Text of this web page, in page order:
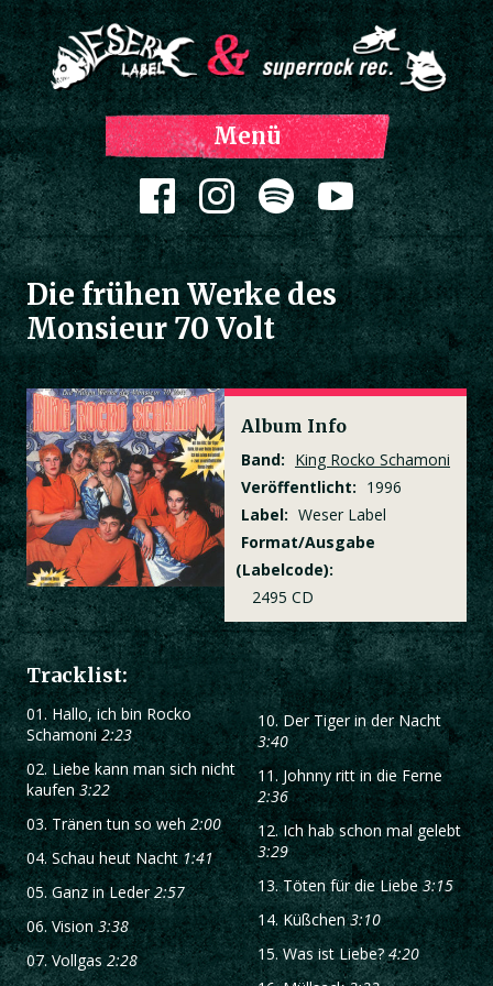
Menü
Zum Inhalt springen
Die frühen Werke des
Monsieur 70 Volt
Album Info
Band: King Rocko Schamoni
Veröffentlicht: 1996
Label: Weser Label
Format/Ausgabe
(Labelcode):
2495 CD
Tracklist:
01. Hallo, ich bin Rocko
Schamoni 2:23
02. Liebe kann man sich nicht
kaufen 3:22
03. Tränen tun so weh 2:00
04. Schau heut Nacht 1:41
05. Ganz in Leder 2:57
06. Vision 3:38
07. Vollgas 2:28
10. Der Tiger in der Nacht
3:40
11. Johnny ritt in die Ferne
2:36
12. Ich hab schon mal gelebt
3:29
13. Töten für die Liebe 3:15
14. Küßchen 3:10
15. Was ist Liebe? 4:20